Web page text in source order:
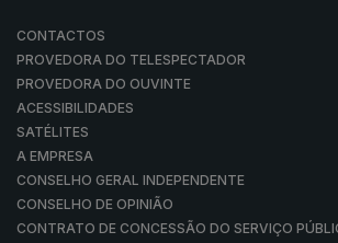
CONTACTOS
PROVEDORA DO TELESPECTADOR
PROVEDORA DO OUVINTE
ACESSIBILIDADES
SATÉLITES
A EMPRESA
CONSELHO GERAL INDEPENDENTE
CONSELHO DE OPINIÃO
CONTRATO DE CONCESSÃO DO SERVIÇO